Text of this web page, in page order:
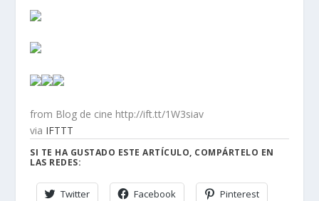
from Blog de cine http://ift.tt/1W3siav
via IFTTT
SI TE HA GUSTADO ESTE ARTÍCULO, COMPÁRTELO EN
LAS REDES:
Twitter Facebook Pinterest